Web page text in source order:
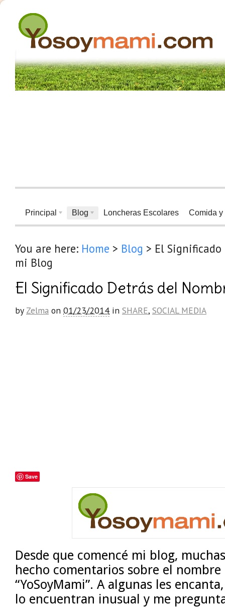
Principal Blog Loncheras Escolares Comida y
You are here: Home > Blog > El
mi Blog
El Significado Detrás del
by Zelma on 01/23/2014 in SHARE, SOCIAL MEDIA
Save
Desde que comencé mi blog,
hecho comentarios sobre el
“YoSoyMami”. A algunas les
lo encuentran inusual y me